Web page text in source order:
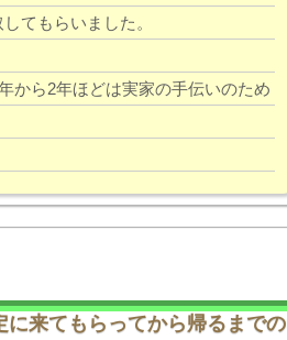
てもらいました。
から2年ほどは実家の手伝いのため
に来てもらってから帰るまでの